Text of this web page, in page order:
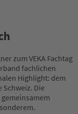
zum VEKA Fachtag
fachlichen
Highlight: dem
Schweiz. Die